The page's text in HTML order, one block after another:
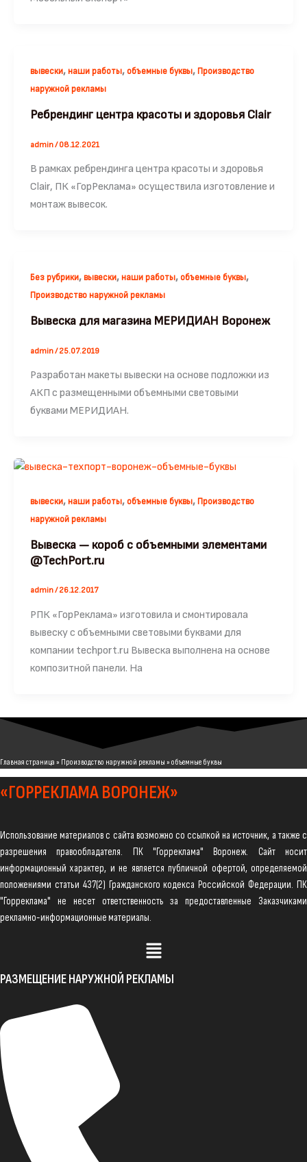
вывески, наши работы, объемные буквы, Производство
наружной рекламы
Ребрендинг центра красоты и здоровья Clair
admin/08.12.2021
В рамках ребрендинга центра красоты и здоровья
Clair, ПК «ГорРеклама» осуществила изготовление и
монтаж вывесок.
Без рубрики, вывески, наши работы, объемные буквы,
Производство наружной рекламы
Вывеска для магазина МЕРИДИАН Воронеж
admin/25.07.2019
Разработан макеты вывески на основе подложки из
АКП с размещенными объемными световыми
буквами МЕРИДИАН.
вывески, наши работы, объемные буквы, Производство
наружной рекламы
Вывеска — короб с объемными элементами
@TechPort.ru
admin/26.12.2017
РПК «ГорРеклама» изготовила и смонтировала
вывеску с объемными световыми буквами для
компании techport.ru Вывеска выполнена на основе
композитной панели. На
Главная страница » Производство наружной рекламы » объемные буквы
«ГОРРЕКЛАМА ВОРОНЕЖ»
Использование материалов с сайта возможно со ссылкой на источник, а также с
разрешения правообладателя. ПК "Горреклама" Воронеж. Сайт носит
информационный характер, и не является публичной офертой, определяемой
положениями статьи 437(2) Гражданского кодекса Российской Федерации. ПК
"Горреклама" не несет ответственность за предоставленные Заказчиками
рекламно-информационные материалы.
РАЗМЕЩЕНИЕ НАРУЖНОЙ РЕКЛАМЫ